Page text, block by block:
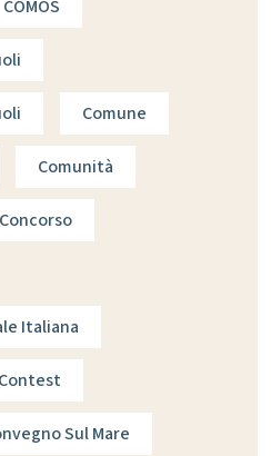
COMOS
Comune
Comunità
Concorso
Italiana
Contest
Sul Mare